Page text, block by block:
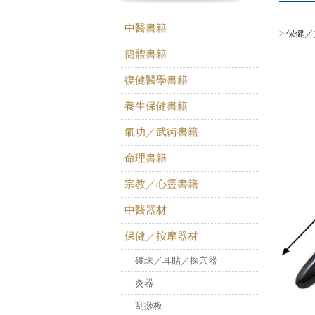
中醫書籍
簡體書籍
復健醫學書籍
養生保健書籍
氣功／武術書籍
命理書籍
宗教／心靈書籍
中醫器材
保健／按摩器材
磁珠／耳貼／探穴器
灸器
刮痧板
> 保健